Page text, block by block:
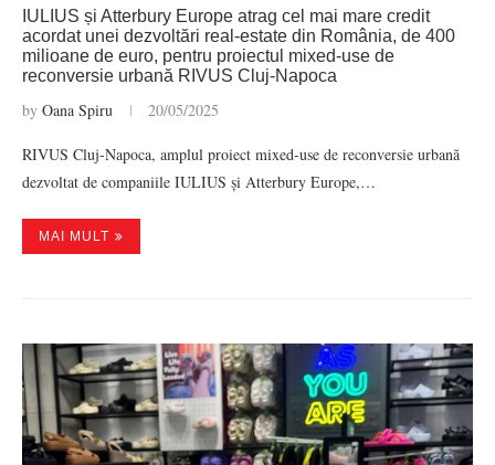
IULIUS și Atterbury Europe atrag cel mai mare credit
acordat unei dezvoltări real-estate din România, de 400
milioane de euro, pentru proiectul mixed-use de
reconversie urbană RIVUS Cluj-Napoca
by Oana Spiru 20/05/2025
RIVUS Cluj-Napoca, amplul proiect mixed-use de reconversie urbană
dezvoltat de companiile IULIUS și Atterbury Europe,…
MAI MULT